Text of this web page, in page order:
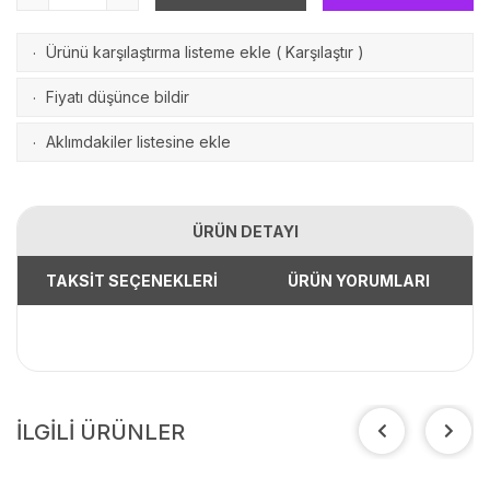
· Ürünü karşılaştırma listeme ekle ( Karşılaştır )
· Fiyatı düşünce bildir
· Aklımdakiler listesine ekle
ÜRÜN DETAYI
TAKSİT SEÇENEKLERİ ÜRÜN YORUMLARI
İLGİLİ ÜRÜNLER